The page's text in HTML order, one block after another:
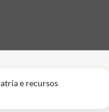
e recursos